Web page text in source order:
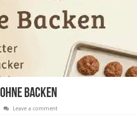
Backen
Leave a comment